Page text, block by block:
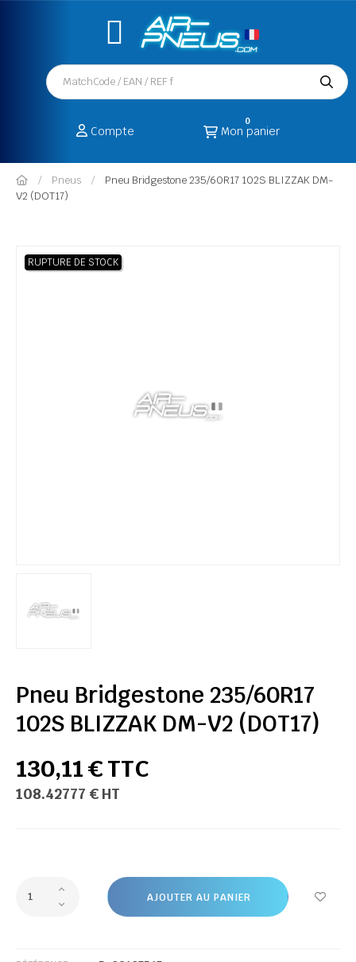
Compte Mon panier
0
Pneus
Pneu Bridgestone 235/60R17 102S BLIZZAK DM-
V2 (DOT17)
RUPTURE DE STOCK
Pneu Bridgestone 235/60R17
102S BLIZZAK DM-V2 (DOT17)
130,11 € TTC
108.42777 € HT
AJOUTER AU PANIER